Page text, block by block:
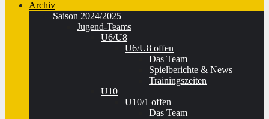
Archiv
Saison 2024/2025
Jugend-Teams
U6/U8
U6/U8 offen
Das Team
Spielberichte & News
Trainingszeiten
U10
U10/1 offen
Das Team